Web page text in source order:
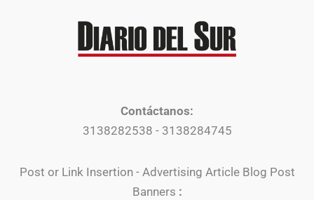
Contáctanos:
3138282538 - 3138284745
Post or Link Insertion - Advertising Article Blog Post
Banners :